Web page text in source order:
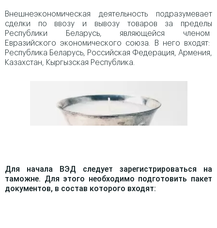
Внешнеэкономическая деятельность подразумевает
сделки по ввозу и вывозу товаров за пределы
Республики Беларусь, являющейся членом
Евразийского экономического союза. В него входят:
Республика Беларусь, Российская Федерация, Армения,
Казахстан, Кыргызская Республика.
Для начала ВЭД следует зарегистрироваться на
таможне. Для этого необходимо подготовить пакет
документов, в состав которого входят: